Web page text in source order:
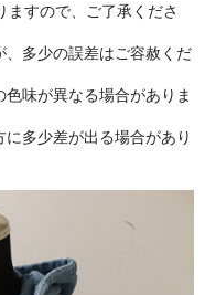
すので、ご了承くださ
多少の誤差はご容赦くだ
味が異なる場合がありま
多少差が出る場合があり